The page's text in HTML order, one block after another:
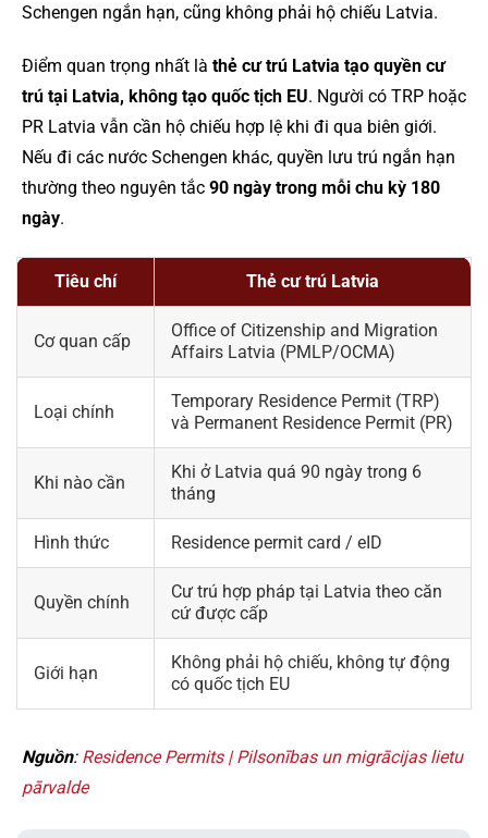
Schengen ngắn hạn, cũng không phải hộ chiếu Latvia.
Điểm quan trọng nhất là thẻ cư trú Latvia tạo quyền cư
trú tại Latvia, không tạo quốc tịch EU. Người có TRP hoặc
PR Latvia vẫn cần hộ chiếu hợp lệ khi đi qua biên giới.
Nếu đi các nước Schengen khác, quyền lưu trú ngắn hạn
thường theo nguyên tắc 90 ngày trong mỗi chu kỳ 180
ngày.
Tiêu chí Thẻ cư trú Latvia
Cơ quan cấp
Office of Citizenship and Migration
Affairs Latvia (PMLP/OCMA)
Loại chính
Temporary Residence Permit (TRP)
và Permanent Residence Permit (PR)
Khi nào cần
Khi ở Latvia quá 90 ngày trong 6
tháng
Hình thức Residence permit card / eID
Quyền chính
Cư trú hợp pháp tại Latvia theo căn
cứ được cấp
Giới hạn
Không phải hộ chiếu, không tự động
có quốc tịch EU
Nguồn: Residence Permits | Pilsonības un migrācijas lietu
pārvalde